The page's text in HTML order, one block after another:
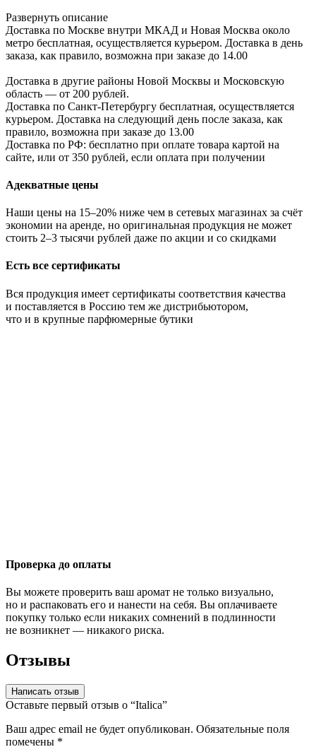
Развернуть описание
Доставка по Москве внутри МКАД и Новая Москва около
метро бесплатная, осуществляется курьером. Доставка в день
заказа, как правило, возможна при заказе до 14.00
Доставка в другие районы Новой Москвы и Московскую
область — от 200 рублей.
Доставка по Санкт-Петербургу бесплатная, осуществляется
курьером. Доставка на следующий день после заказа, как
правило, возможна при заказе до 13.00
Доставка по РФ: бесплатно при оплате товара картой на
сайте, или от 350 рублей, если оплата при получении
Адекватные цены
Наши цены на 15–20% ниже чем в сетевых магазинах за счёт
экономии на аренде, но оригинальная продукция не может
стоить 2–3 тысячи рублей даже по акции и со скидками
Есть все сертификаты
Вся продукция имеет сертификаты соответствия качества
и поставляется в Россию тем же дистрибьютором,
что и в крупные парфюмерные бутики
Проверка до оплаты
Вы можете проверить ваш аромат не только визуально,
но и распаковать его и нанести на себя. Вы оплачиваете
покупку только если никаких сомнений в подлинности
не возникнет — никакого риска.
Отзывы
Написать отзыв
Оставьте первый отзыв о “Italica”
Ваш адрес email не будет опубликован. Обязательные поля
помечены *